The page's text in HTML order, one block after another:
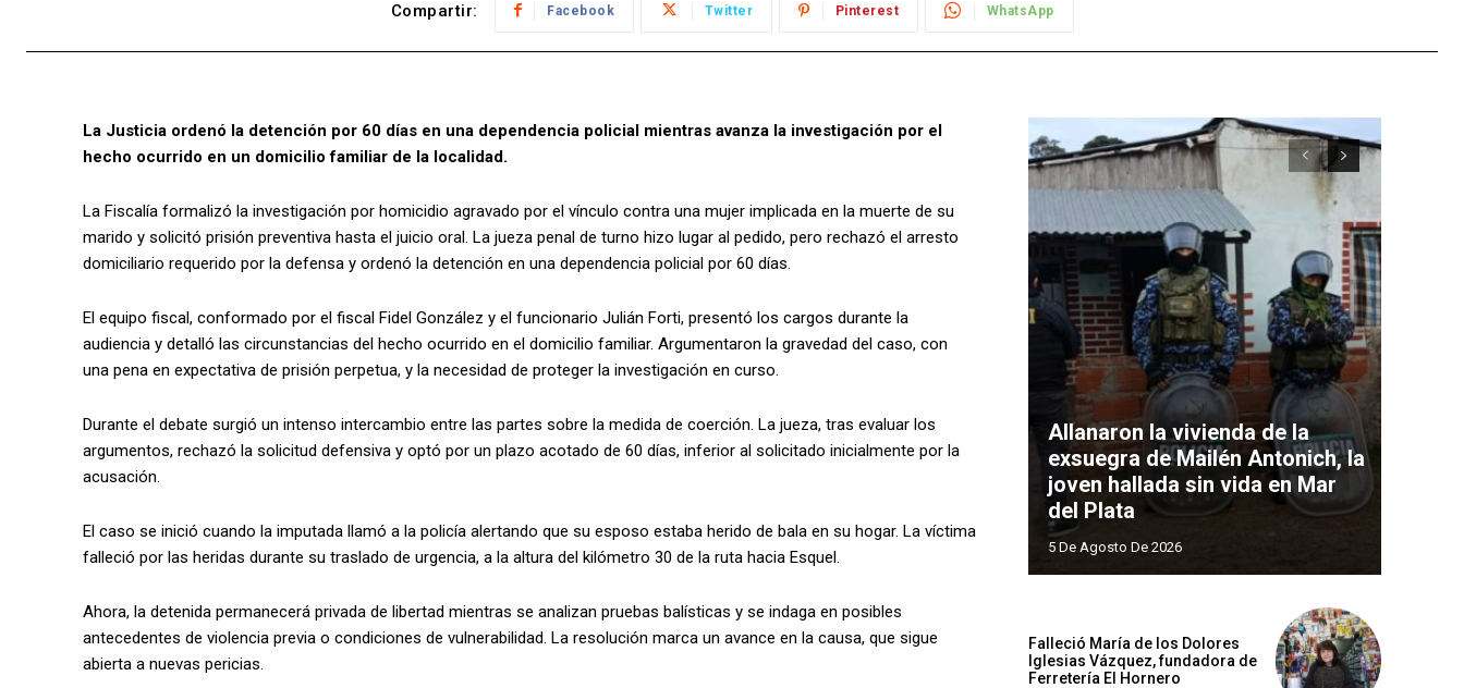
Compartir: Facebook Twitter Pinterest WhatsApp
La Justicia ordenó la detención por 60 días en una dependencia policial mientras avanza la investigación por el
hecho ocurrido en un domicilio familiar de la localidad.
La Fiscalía formalizó la investigación por homicidio agravado por el vínculo contra una mujer implicada en la muerte de su
marido y solicitó prisión preventiva hasta el juicio oral. La jueza penal de turno hizo lugar al pedido, pero rechazó el arresto
domiciliario requerido por la defensa y ordenó la detención en una dependencia policial por 60 días.
El equipo fiscal, conformado por el fiscal Fidel González y el funcionario Julián Forti, presentó los cargos durante la
audiencia y detalló las circunstancias del hecho ocurrido en el domicilio familiar. Argumentaron la gravedad del caso, con
una pena en expectativa de prisión perpetua, y la necesidad de proteger la investigación en curso.
Durante el debate surgió un intenso intercambio entre las partes sobre la medida de coerción. La jueza, tras evaluar los
argumentos, rechazó la solicitud defensiva y optó por un plazo acotado de 60 días, inferior al solicitado inicialmente por la
acusación.
El caso se inició cuando la imputada llamó a la policía alertando que su esposo estaba herido de bala en su hogar. La víctima
falleció por las heridas durante su traslado de urgencia, a la altura del kilómetro 30 de la ruta hacia Esquel.
Ahora, la detenida permanecerá privada de libertad mientras se analizan pruebas balísticas y se indaga en posibles
antecedentes de violencia previa o condiciones de vulnerabilidad. La resolución marca un avance en la causa, que sigue
abierta a nuevas pericias.
Allanaron la vivienda de la
exsuegra de Mailén Antonich, la
joven hallada sin vida en Mar
del Plata
5 De Agosto De 2026
Falleció María de los Dolores
Iglesias Vázquez, fundadora de
Ferretería El Hornero